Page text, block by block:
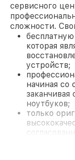
сервисного
сложности.
которая
устройств;
начиная со
ноутбуков;
только
На все работы